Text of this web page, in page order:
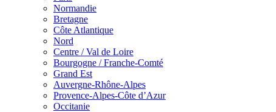
Normandie
Bretagne
Côte Atlantique
Nord
Centre / Val de Loire
Bourgogne / Franche-Comté
Grand Est
Auvergne-Rhône-Alpes
Provence-Alpes-Côte d’Azur
Occitanie